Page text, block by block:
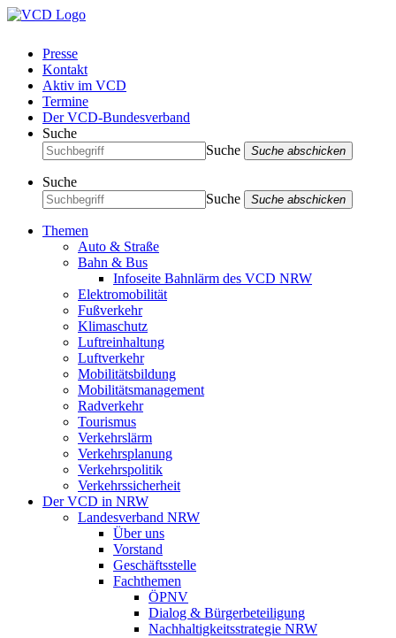
Presse
Kontakt
Aktiv im VCD
Termine
Der VCD-Bundesverband
Suche
Suche
Suche abschicken
Suche
Suche
Suche abschicken
Themen
Auto & Straße
Bahn & Bus
Infoseite Bahnlärm des VCD NRW
Elektromobilität
Fußverkehr
Klimaschutz
Luftreinhaltung
Luftverkehr
Mobilitätsbildung
Mobilitätsmanagement
Radverkehr
Tourismus
Verkehrslärm
Verkehrsplanung
Verkehrspolitik
Verkehrssicherheit
Der VCD in NRW
Landesverband NRW
Über uns
Vorstand
Geschäftsstelle
Fachthemen
ÖPNV
Dialog & Bürgerbeteiligung
Nachhaltigkeitsstrategie NRW